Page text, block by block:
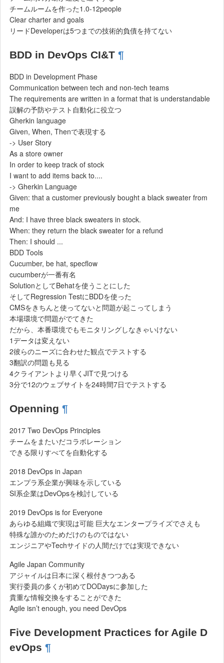
チームルームを作った1.0-12people
Clear charter and goals
リードDeveloperは5つまでの技術的負債を持てない
BDD in DevOps CI&T ¶
BDD in Development Phase
Communication between tech and non-tech teams
The requirements are written in a format that is understandable
誤解の予防やテスト自動化に役立つ
Gherkin language
Given, When, Thenで表現する
-> User Story
As a store owner
In order to keep track of stock
I want to add items back to....
-> Gherkin Language
Given: that a customer previously bought a black sweater from
me
And: I have three black sweaters in stock.
When: they return the black sweater for a refund
Then: I should ...
BDD Tools
Cucumber, be hat, specflow
cucumberが一番有名
SolutionとしてBehatを使うことにした
そしてRegression TestにBDDを使った
CMSをきちんと使ってないと問題が起こってしまう
本場環境で問題がでてきた
だから、本番環境でもモニタリングしなきゃいけない
1データは変えない
2彼らのニーズに合わせた観点でテストする
3翻訳の問題も見る
4クライアントより早くJITで見つける
3分で12のウェブサイトを24時間7日でテストする
Openning ¶
2017 Two DevOps Principles
チームをまたいだコラボレーション
できる限りすべてを自動化する
2018 DevOps in Japan
エンプラ系企業が興味を示している
SI系企業はDevOpsを検討している
2019 DevOps is for Everyone
あらゆる組織で実現は可能 巨大なエンタープライズでさえも
特殊な誰かのためだけのものではない
エンジニアやTechサイドの人間だけでは実現できない
Agile Japan Community
アジャイルは日本に深く根付きつつある
実行委員の多くが初めてDODaysに参加した
貴重な情報交換をすることができた
Agile isn’t enough, you need DevOps
Five Development Practices for Agile D
evOps ¶